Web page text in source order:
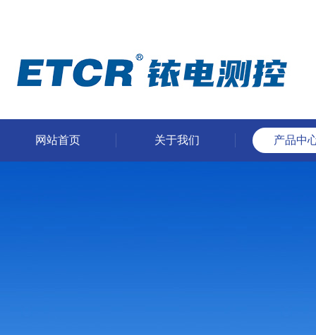
网站首页 关于我们 产品中